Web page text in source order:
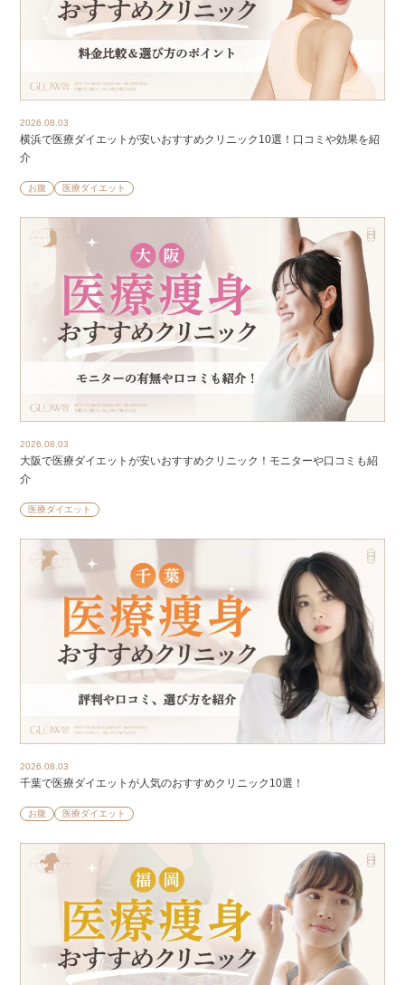
2026.08.03
横浜で医療ダイエットが安いおすすめクリニック10選！口コミや効果を紹
介
お腹 医療ダイエット
2026.08.03
大阪で医療ダイエットが安いおすすめクリニック！モニターや口コミも紹
介
医療ダイエット
2026.08.03
千葉で医療ダイエットが人気のおすすめクリニック10選！
お腹 医療ダイエット